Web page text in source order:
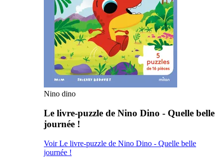
Nino dino
Le livre-puzzle de Nino Dino - Quelle belle
journée !
Voir Le livre-puzzle de Nino Dino - Quelle belle
journée !